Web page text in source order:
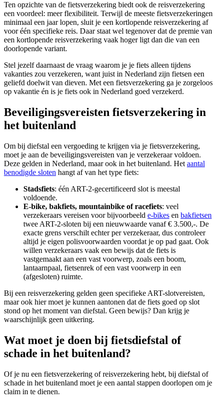
Ten opzichte van de fietsverzekering biedt ook de reisverzekering
een voordeel: meer flexibiliteit. Terwijl de meeste fietsverzekeringen
minimaal een jaar lopen, sluit je een kortlopende reisverzekering af
voor één specifieke reis. Daar staat wel tegenover dat de premie van
een kortlopende reisverzekering vaak hoger ligt dan die van een
doorlopende variant.
Stel jezelf daarnaast de vraag waarom je je fiets alleen tijdens
vakanties zou verzekeren, want juist in Nederland zijn fietsen een
geliefd doelwit van dieven. Met een fietsverzekering ga je zorgeloos
op vakantie én is je fiets ook in Nederland goed verzekerd.
Beveiligingsvereisten fietsverzekering in
het buitenland
Om bij diefstal een vergoeding te krijgen via je fietsverzekering,
moet je aan de beveiligingsvereisten van je verzekeraar voldoen.
Deze gelden in Nederland, maar ook in het buitenland. Het aantal
benodigde sloten hangt af van het type fiets:
Stadsfiets: één ART-2-gecertificeerd slot is meestal
voldoende.
E-bike, bakfiets, mountainbike of racefiets: veel
verzekeraars vereisen voor bijvoorbeeld e-bikes en bakfietsen
twee ART-2-sloten bij een nieuwwaarde vanaf € 3.500,-. De
exacte grens verschilt echter per verzekeraar, dus controleer
altijd je eigen polisvoorwaarden voordat je op pad gaat. Ook
willen verzekeraars vaak een bewijs dat de fiets is
vastgemaakt aan een vast voorwerp, zoals een boom,
lantaarnpaal, fietsenrek of een vast voorwerp in een
(afgesloten) ruimte.
Bij een reisverzekering gelden geen specifieke ART-slotvereisten,
maar ook hier moet je kunnen aantonen dat de fiets goed op slot
stond op het moment van diefstal. Geen bewijs? Dan krijg je
waarschijnlijk geen uitkering.
Wat moet je doen bij fietsdiefstal of
schade in het buitenland?
Of je nu een fietsverzekering of reisverzekering hebt, bij diefstal of
schade in het buitenland moet je een aantal stappen doorlopen om je
claim in te dienen.